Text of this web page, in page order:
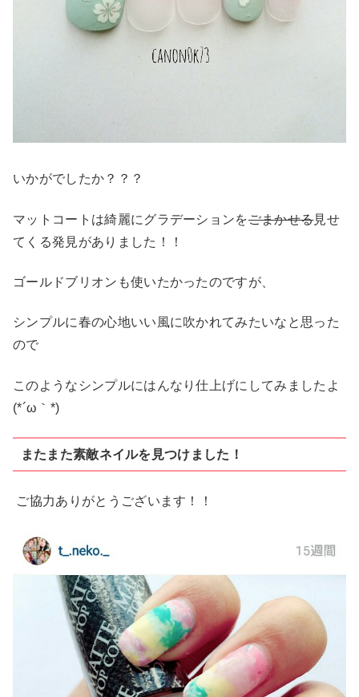
いかがでしたか？？？
マットコートは綺麗にグラデーションをごまかせる見せ
てくる発見がありました！！
ゴールドブリオンも使いたかったのですが、
シンプルに春の心地いい風に吹かれてみたいなと思った
ので
このようなシンプルにはんなり仕上げにしてみましたよ
(*´ω｀*)
またまた素敵ネイルを見つけました！
ご協力ありがとうございます！！